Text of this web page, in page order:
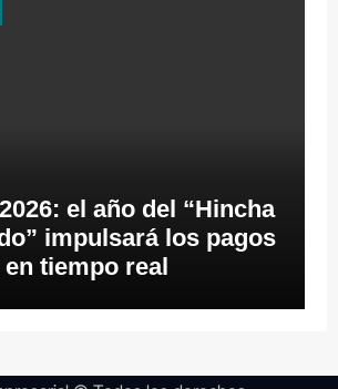
el año del “Hincha
impulsará los pagos
tiempo real